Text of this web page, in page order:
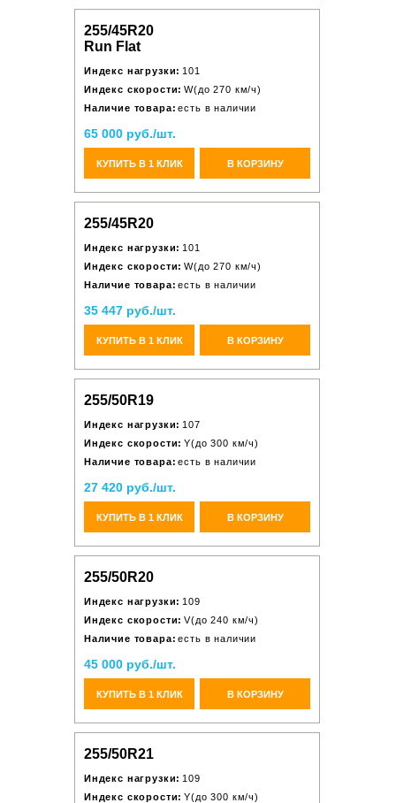
255/45R20
Run Flat
Индекс нагрузки: 101
Индекс скорости: W(до 270 км/ч)
Наличие товара: есть в наличии
65 000 руб./шт.
КУПИТЬ В 1 КЛИК В КОРЗИНУ
255/45R20
Индекс нагрузки: 101
Индекс скорости: W(до 270 км/ч)
Наличие товара: есть в наличии
35 447 руб./шт.
КУПИТЬ В 1 КЛИК В КОРЗИНУ
255/50R19
Индекс нагрузки: 107
Индекс скорости: Y(до 300 км/ч)
Наличие товара: есть в наличии
27 420 руб./шт.
КУПИТЬ В 1 КЛИК В КОРЗИНУ
255/50R20
Индекс нагрузки: 109
Индекс скорости: V(до 240 км/ч)
Наличие товара: есть в наличии
45 000 руб./шт.
КУПИТЬ В 1 КЛИК В КОРЗИНУ
255/50R21
Индекс нагрузки: 109
Индекс скорости: Y(до 300 км/ч)